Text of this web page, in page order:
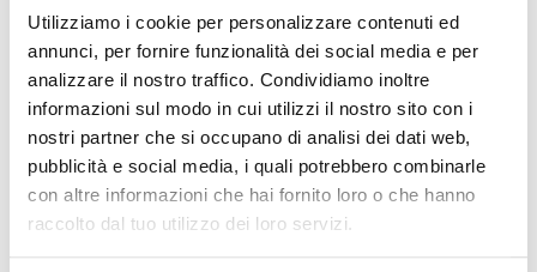
Utilizziamo i cookie per personalizzare contenuti ed
annunci, per fornire funzionalità dei social media e per
analizzare il nostro traffico. Condividiamo inoltre
informazioni sul modo in cui utilizzi il nostro sito con i
nostri partner che si occupano di analisi dei dati web,
pubblicità e social media, i quali potrebbero combinarle
con altre informazioni che hai fornito loro o che hanno
raccolto dal tuo utilizzo dei loro servizi.
Accesorios bases EB00 - Materiales(47)
Accesorios para la prueba de detectores - Materiales
Inicia sesión antes de descargar los contenidos con el
iconolock